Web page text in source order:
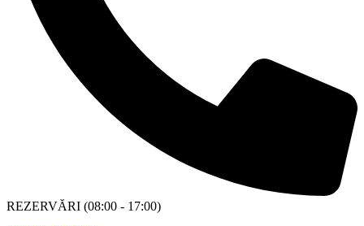
REZERVĂRI (08:00 - 17:00)